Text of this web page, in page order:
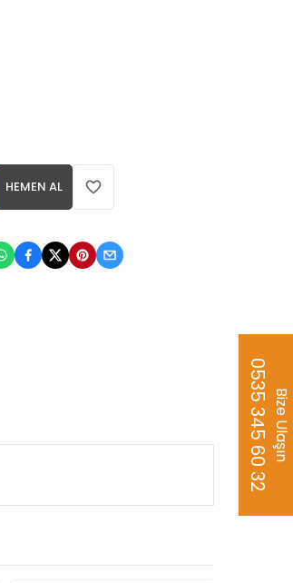
HEMEN AL
Bize Ulaşın
0535 345 60 32